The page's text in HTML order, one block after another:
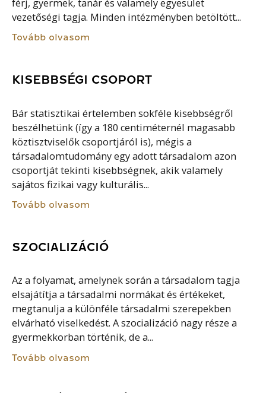
férj, gyermek, tanár és valamely egyesület
vezetőségi tagja. Minden intézményben betöltött...
Tovább olvasom
KISEBBSÉGI CSOPORT
Bár statisztikai értelemben sokféle kisebbségről
beszélhetünk (így a 180 centiméternél magasabb
köztisztviselők csoportjáról is), mégis a
társadalomtudomány egy adott társadalom azon
csoportját tekinti kisebbségnek, akik valamely
sajátos fizikai vagy kulturális...
Tovább olvasom
SZOCIALIZÁCIÓ
Az a folyamat, amelynek során a társadalom tagja
elsajátítja a társadalmi normákat és értékeket,
megtanulja a különféle társadalmi szerepekben
elvárható viselkedést. A szocializáció nagy része a
gyermekkorban történik, de a...
Tovább olvasom